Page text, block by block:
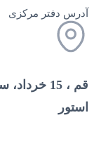
آدرس دفتر مرکزی
قم ، 15
استور